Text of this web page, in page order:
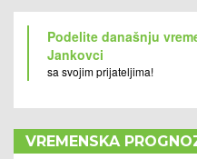
Podelite današnju
Jankovci
sa svojim prijateljima!
VREMENSKA